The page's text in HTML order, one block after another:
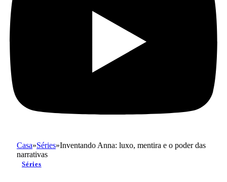
Casa»Séries»Inventando Anna: luxo, mentira e o poder das
narrativas
Séries